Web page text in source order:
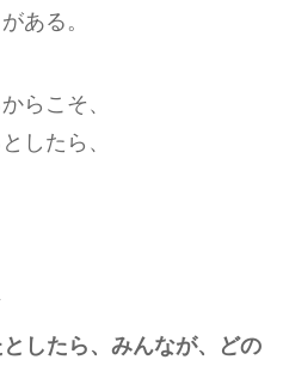
ある。
らこそ、
したら、
したら、みんなが、どの